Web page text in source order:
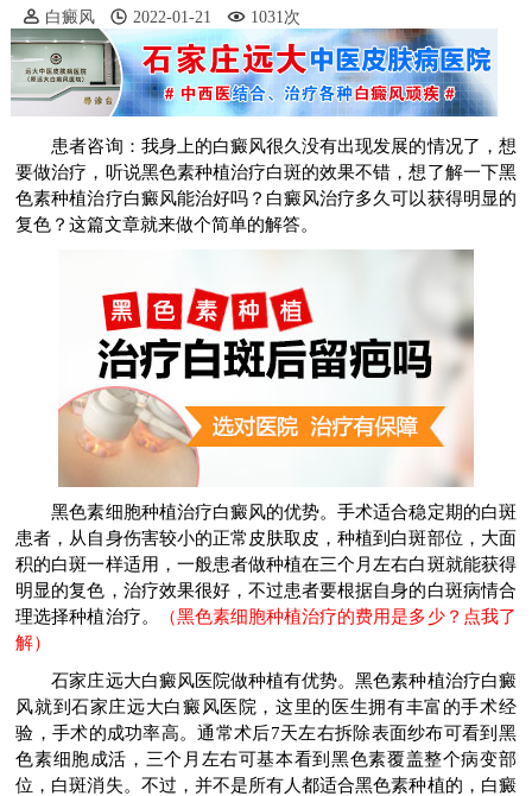
白癜风 2022-01-21 1031次
患者咨询：我身上的白癜风很久没有出现发展的情况了，想
要做治疗，听说黑色素种植治疗白斑的效果不错，想了解一下黑
色素种植治疗白癜风能治好吗？白癜风治疗多久可以获得明显的
复色？这篇文章就来做个简单的解答。
黑色素细胞种植治疗白癜风的优势。手术适合稳定期的白斑
患者，从自身伤害较小的正常皮肤取皮，种植到白斑部位，大面
积的白斑一样适用，一般患者做种植在三个月左右白斑就能获得
明显的复色，治疗效果很好，不过患者要根据自身的白斑病情合
理选择种植治疗。
（黑色素细胞种植治疗的费用是多少？点我了
解）
石家庄远大白癜风医院做种植有优势。黑色素种植治疗白癜
风就到石家庄远大白癜风医院，这里的医生拥有丰富的手术经
验，手术的成功率高。通常术后7天左右拆除表面纱布可看到黑
色素细胞成活，三个月左右可基本看到黑色素覆盖整个病变部
位，白斑消失。不过，并不是所有人都适合黑色素种植的，白癜